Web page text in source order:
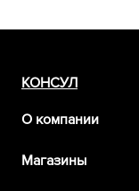
КОНСУЛ
О компании
Магазины